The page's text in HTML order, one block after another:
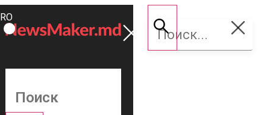
ROMÂNĂ
RU
Поддержать
NM